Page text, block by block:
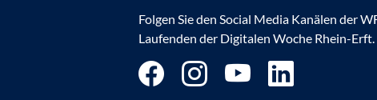
Folgen Sie den Social Media Kanälen der
Laufenden der Digitalen Woche Rhein-Erft.